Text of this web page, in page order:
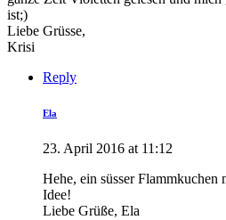
ist;)
Liebe Grüsse,
Krisi
Reply
Ela
23. April 2016 at 11:12
Hehe, ein süsser
Idee!
Liebe Grüße, Ela